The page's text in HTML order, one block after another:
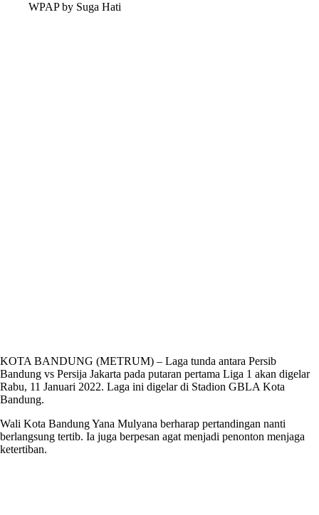
WPAP by Suga Hati
KOTA BANDUNG (METRUM) – Laga tunda antara Persib
Bandung vs Persija Jakarta pada putaran pertama Liga 1 akan digelar
Rabu, 11 Januari 2022. Laga ini digelar di Stadion GBLA Kota
Bandung.
Wali Kota Bandung Yana Mulyana berharap pertandingan nanti
berlangsung tertib. Ia juga berpesan agat menjadi penonton menjaga
ketertiban.